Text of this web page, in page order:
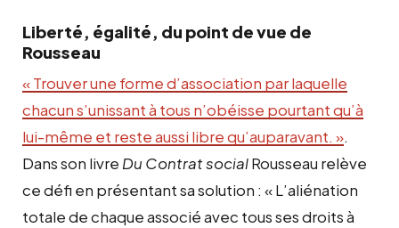
Liberté, égalité, du point de vue de
Rousseau
«Trouver une forme d’association par laquelle
chacun s’unissant à tous n’obéisse pourtant qu’à
lui-même et reste aussi libre qu’auparavant. ».
Dans son livre Du Contrat socialRousseau relève
ce défi en présentant sa solution : «L’aliénation
totale de chaque associé avec tous ses droits à